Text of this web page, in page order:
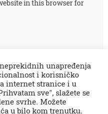
in this browser for
unapređenja
i korisničko
internet stranice i u
sve", slažete se
svrhe. Možete
u bilo kom trenutku.